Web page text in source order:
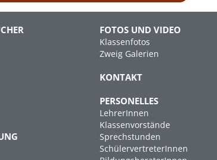
FOTOS UND VIDEO
Klassenfotos
Zweig Galerien
KONTAKT
PERSONELLES
LehrerInnen
Klassenvorstände
Sprechstunden
SchülervertreterInnen